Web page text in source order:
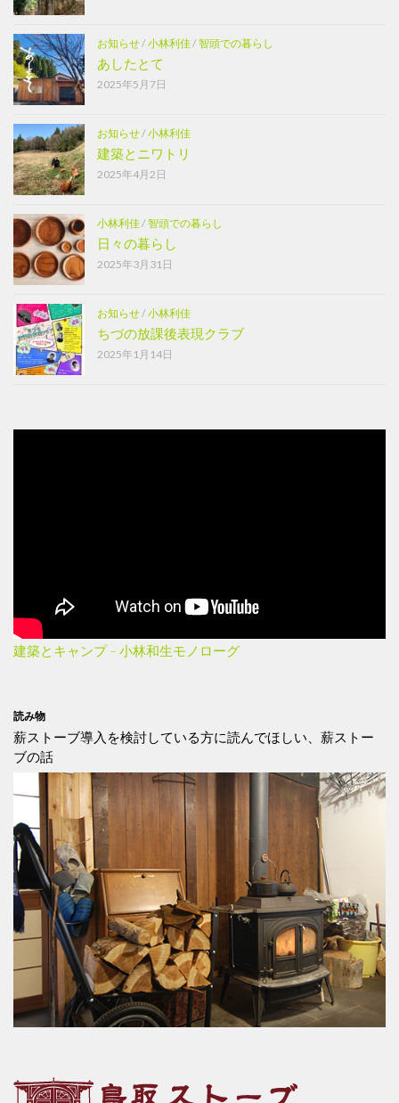
お知らせ/小林利佳/智頭での暮らし
あしたとて
2025年5月7日
お知らせ/小林利佳
建築とニワトリ
2025年4月2日
小林利佳/智頭での暮らし
日々の暮らし
2025年3月31日
お知らせ/小林利佳
ちづの放課後表現クラブ
2025年1月14日
建築とキャンプ – 小林和生モノローグ
読み物
薪ストーブ導入を検討している方に読んでほしい、薪ストー
ブの話